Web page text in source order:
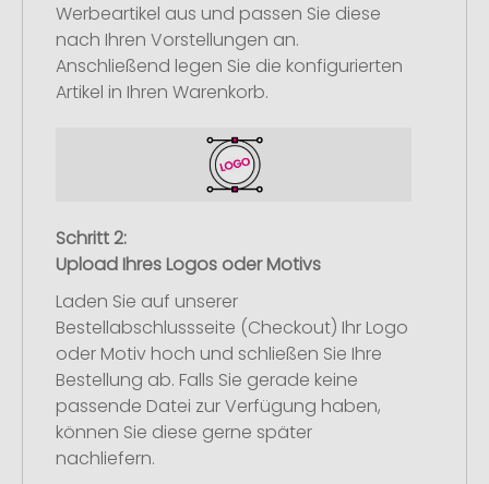
Werbeartikel aus und passen Sie diese
nach Ihren Vorstellungen an.
Anschließend legen Sie die konfigurierten
Artikel in Ihren Warenkorb.
Schritt 2:
Upload Ihres Logos oder Motivs
Laden Sie auf unserer
Bestellabschlussseite (Checkout) Ihr Logo
oder Motiv hoch und schließen Sie Ihre
Bestellung ab. Falls Sie gerade keine
passende Datei zur Verfügung haben,
können Sie diese gerne später
nachliefern.